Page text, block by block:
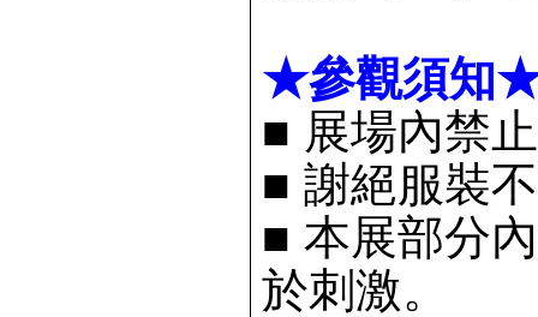
★參觀須知
■ 展場內禁
■ 謝絕服裝
■ 本展部分
於刺激。